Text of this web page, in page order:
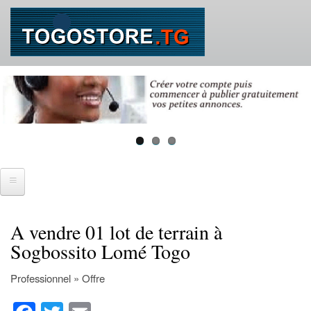
Aller
au
contenu
principal
SE CONNECTER
IMMOBILIER
A vendre 01 lot de terrain à
Sogbossito Lomé Togo
Professionnel » Offre